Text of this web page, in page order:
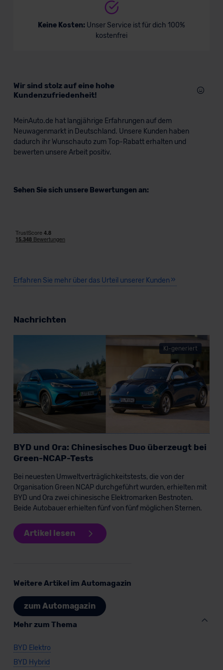
Impressum
Keine Kosten: Unser Service ist für dich 100%
kostenfrei
Wir sind stolz auf eine hohe
Kundenzufriedenheit!
MeinAuto.de hat langjährige Erfahrungen auf dem
Neuwagenmarkt in Deutschland. Unsere Kunden haben
dadurch ihr Wunschauto zum Top-Rabatt erhalten und
bewerten unsere Arbeit positiv.
Sehen Sie sich unsere Bewertungen an:
Erfahren Sie mehr über das Urteil unserer Kunden
Nachrichten
KI-generiert
BYD und Ora: Chinesisches Duo überzeugt bei
Green-NCAP-Tests
Bei neuesten Umweltverträglichkeitstests, die von der
Organisation Green NCAP durchgeführt wurden, erhielten mit
BYD und Ora zwei chinesische Elektromarken Bestnoten.
Beide Autobauer erhielten fünf von fünf möglichen Sternen.
Artikel lesen
Weitere Artikel im Automagazin
zum Automagazin
Mehr zum Thema
BYD Elektro
BYD Hybrid